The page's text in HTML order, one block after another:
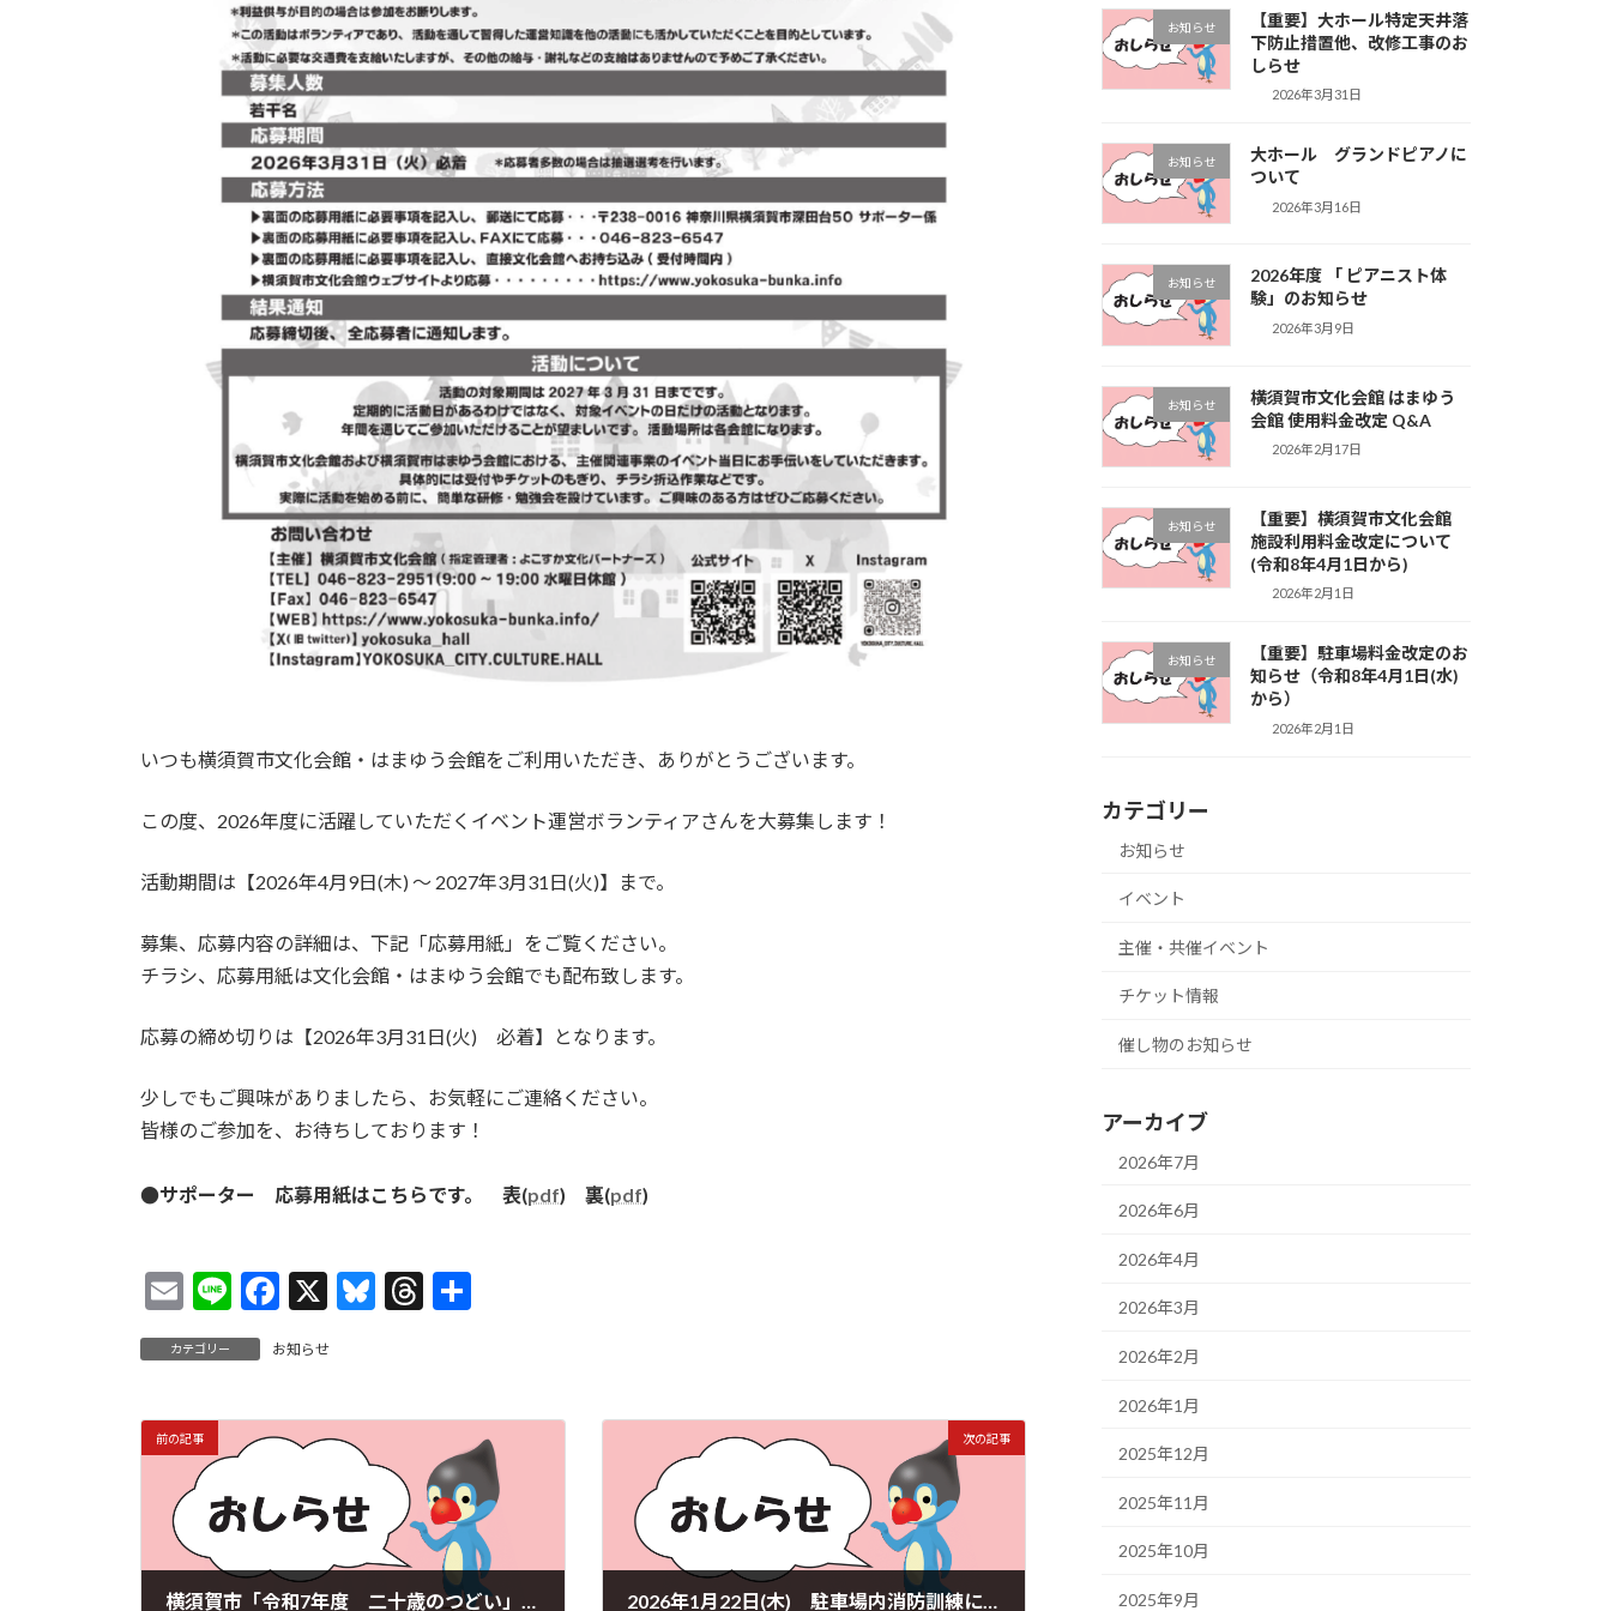
いつも横須賀市文化会館・はまゆう会館をご利用いただき、ありがとうございます。
この度、2026年度に活躍していただくイベント運営ボランティアさんを大募集します！
活動期間は【2026年4月9日(木) ～ 2027年3月31日(火)】まで。
募集、応募内容の詳細は、下記「応募用紙」をご覧ください。
チラシ、応募用紙は文化会館・はまゆう会館でも配布致します。
応募の締め切りは【2026年3月31日(火) 必着】となります。
少しでもご興味がありましたら、お気軽にご連絡ください。
皆様のご参加を、お待ちしております！
●サポーター 応募用紙はこちらです。 表(pdf) 裏(pdf)
E
m
ai
Li
n
e
F
e
o
k
X
Bl T
カテゴリー お知らせ
前の記事 次の記事
お知らせ
【重要】大ホール特定天井落
下防止措置他、改修工事のお
しらせ
2026年3月31日
お知らせ
大ホール グランドピアノに
ついて
2026年3月16日
お知らせ
2026年度 「 ピアニスト体
験」のお知らせ
2026年3月9日
お知らせ
横須賀市文化会館 はまゆう
会館 使用料金改定 Q&A
2026年2月17日
お知らせ
【重要】横須賀市文化会館
施設利用料金改定について
(令和8年4月1日から)
2026年2月1日
お知らせ
【重要】駐車場料金改定のお
知らせ（令和8年4月1日(水)
から）
2026年2月1日
カテゴリー
お知らせ
イベント
主催・共催イベント
チケット情報
催し物のお知らせ
アーカイブ
2026年7月
2026年6月
2026年4月
2026年3月
2026年2月
2026年1月
2025年12月
2025年11月
2025年10月
2025年9月